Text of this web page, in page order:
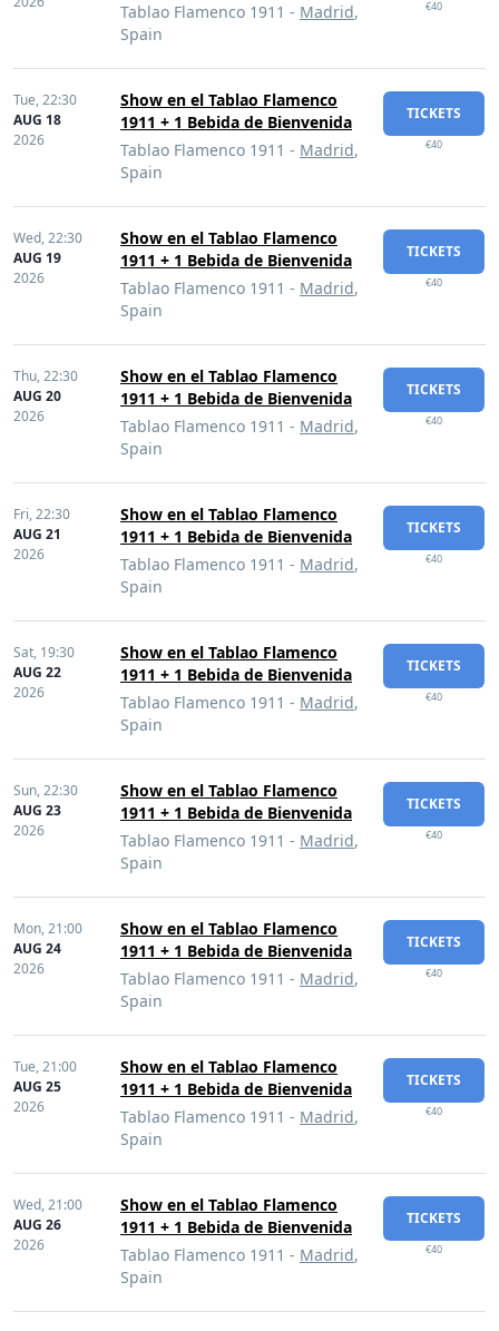
Tablao Flamenco 1911 - Madrid,
Spain
€40
Tue,22:30
AUG 18
2026
Show en el Tablao Flamenco
1911 + 1 Bebida de Bienvenida
Tablao Flamenco 1911 - Madrid,
Spain
TICKETS
€40
Wed,22:30
AUG 19
2026
Show en el Tablao Flamenco
1911 + 1 Bebida de Bienvenida
Tablao Flamenco 1911 - Madrid,
Spain
TICKETS
€40
Thu,22:30
AUG 20
2026
Show en el Tablao Flamenco
1911 + 1 Bebida de Bienvenida
Tablao Flamenco 1911 - Madrid,
Spain
TICKETS
€40
Fri,22:30
AUG 21
2026
Show en el Tablao Flamenco
1911 + 1 Bebida de Bienvenida
Tablao Flamenco 1911 - Madrid,
Spain
TICKETS
€40
Sat, 19:30
AUG 22
2026
Show en el Tablao Flamenco
1911 + 1 Bebida de Bienvenida
Tablao Flamenco 1911 - Madrid,
Spain
TICKETS
€40
Sun,22:30
AUG 23
2026
Show en el Tablao Flamenco
1911 + 1 Bebida de Bienvenida
Tablao Flamenco 1911 - Madrid,
Spain
TICKETS
€40
Mon,21:00
AUG 24
2026
Show en el Tablao Flamenco
1911 + 1 Bebida de Bienvenida
Tablao Flamenco 1911 - Madrid,
Spain
TICKETS
€40
Tue,21:00
AUG 25
2026
Show en el Tablao Flamenco
1911 + 1 Bebida de Bienvenida
Tablao Flamenco 1911 - Madrid,
Spain
TICKETS
€40
Wed,21:00
AUG 26
2026
Show en el Tablao Flamenco
1911 + 1 Bebida de Bienvenida
Tablao Flamenco 1911 - Madrid,
Spain
TICKETS
€40